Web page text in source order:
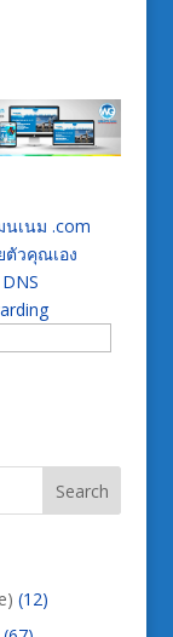
เนม .com
ตัวคุณเอง
(12)